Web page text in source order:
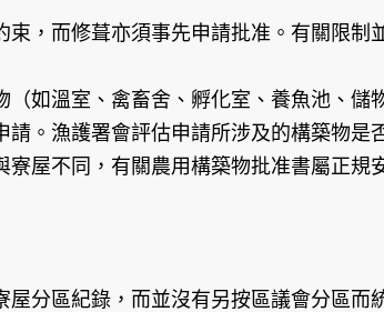
，而修葺亦須事先申請批准。有關限制
如溫室、禽畜舍、孵化室、養魚池、
。漁護署會評估申請所涉及的構築物是
屋不同，有關農用構築物批准書屬正規
分區紀錄，而並沒有另按區議會分區